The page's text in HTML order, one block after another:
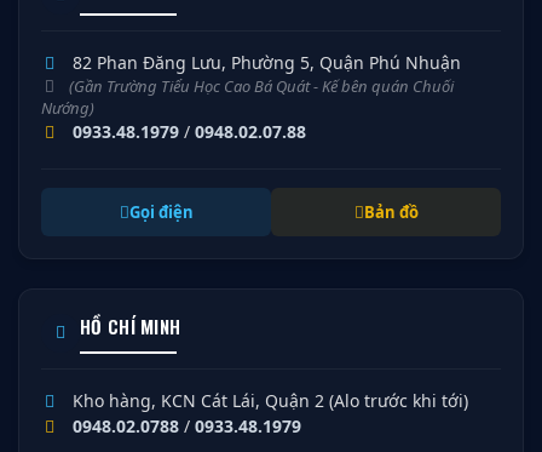
82 Phan Đăng Lưu, Phường 5, Quận Phú Nhuận
(Gần Trường Tiểu Học Cao Bá Quát - Kế bên quán Chuối
Nướng)
0933.48.1979 / 0948.02.07.88
Gọi điện Bản đồ
HỒ CHÍ MINH
Kho hàng, KCN Cát Lái, Quận 2 (Alo trước khi tới)
0948.02.0788 / 0933.48.1979